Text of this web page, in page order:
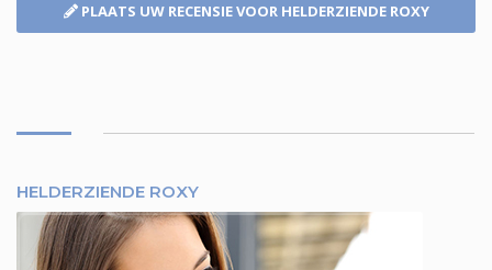
PLAATS UW RECENSIE VOOR HELDERZIENDE ROXY
HELDERZIENDE ROXY